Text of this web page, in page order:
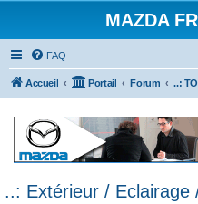
MAZDA
FAQ
Accueil Portail Forum
..: Extérieur / Eclairage